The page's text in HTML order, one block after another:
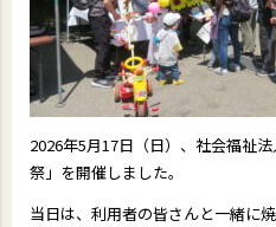
2026年5月17日（日）、社会福祉法
祭」を開催しました。
当日は、利用者の皆さんと一緒に